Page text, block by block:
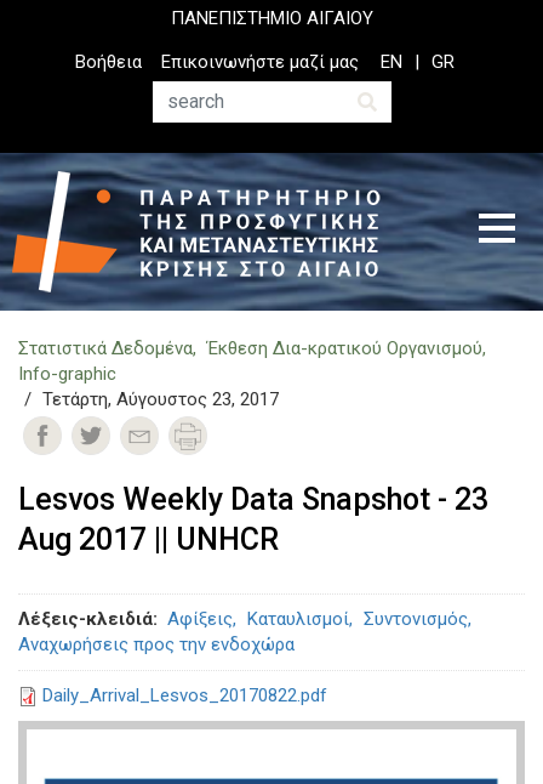
ΠΑΝΕΠΙΣΤΗΜΙΟ ΑΙΓΑΙΟΥ
Top
Header
Βοήθεια
Επικοινωνήστε μαζί μας
Αναζήτηση
EN GR
Στατιστικά Δεδομένα
Έκθεση Δια-κρατικού Οργανισμού
Info-graphic
Τετάρτη, Αύγουστος 23, 2017
Lesvos Weekly Data Snapshot - 23
Aug 2017 || UNHCR
Λέξεις-κλειδιά Αφίξεις Καταυλισμοί
Συντονισμός
Αναχωρήσεις προς την ενδοχώρα
Daily_Arrival_Lesvos_20170822.pdf